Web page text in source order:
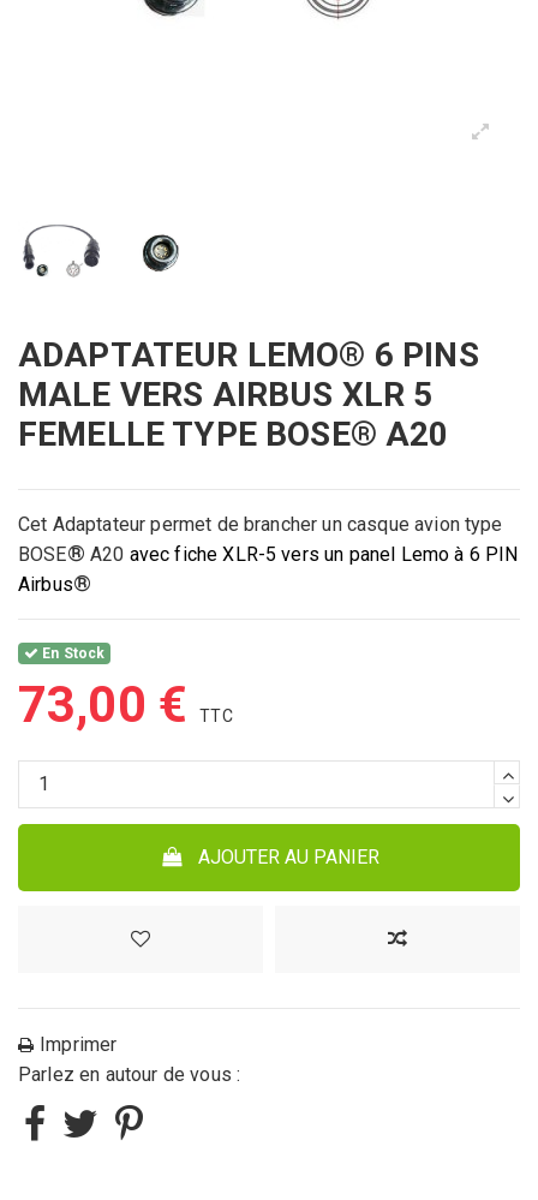
ADAPTATEUR LEMO® 6 PINS
MALE VERS AIRBUS XLR 5
FEMELLE TYPE BOSE® A20
Cet Adaptateur permet de brancher un casque avion type
BOSE® A20 avec fiche XLR-5 vers un panel Lemo à 6 PIN
Airbus®
En Stock
73,00 €
AJOUTER AU PANIER
Imprimer
Parlez en autour de vous :